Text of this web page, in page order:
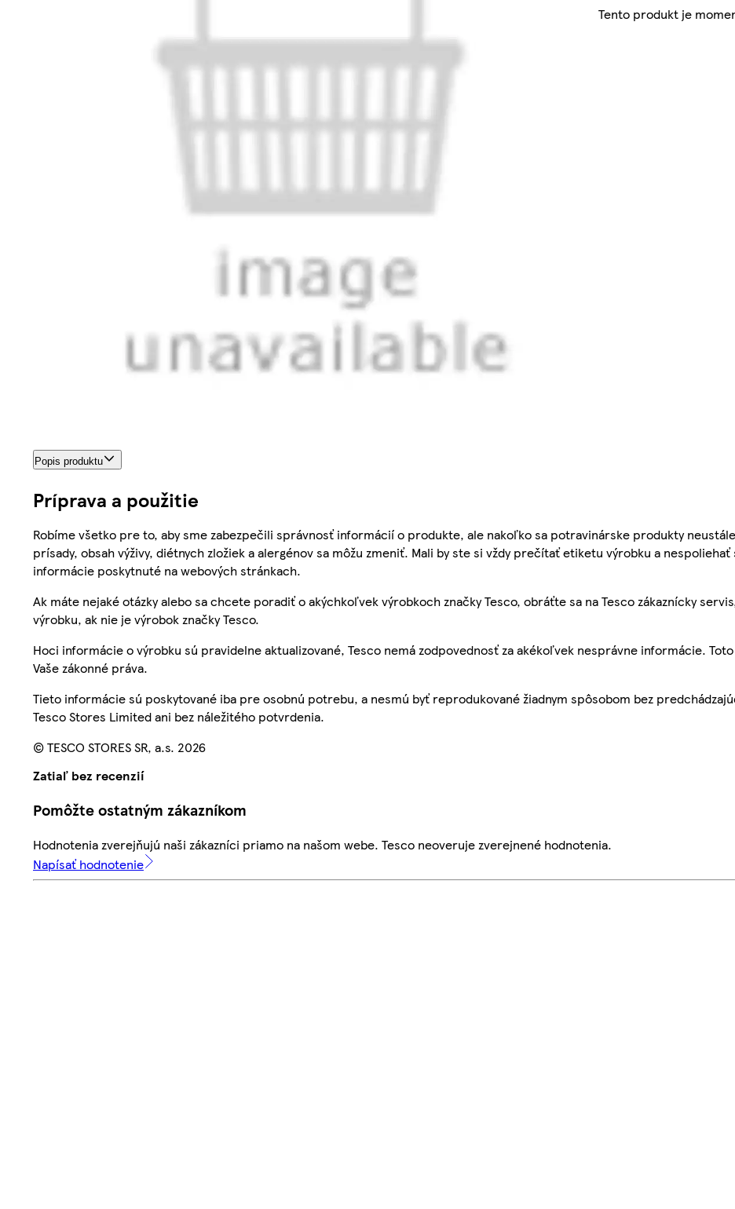
Tento produkt je
Popis produktu
Príprava a použitie
Robíme všetko pre to, aby sme zabezpečili správnosť informácií o produkte, ale nakoľko sa potravinárske produkty
prísady, obsah výživy, diétnych zložiek a alergénov sa môžu zmeniť. Mali by ste si vždy prečítať etiketu výrobku a nespoliehať
informácie poskytnuté na webových stránkach.
Ak máte nejaké otázky alebo sa chcete poradiť o akýchkoľvek výrobkoch značky Tesco, obráťte sa na Tesco zákaznícky
výrobku, ak nie je výrobok značky Tesco.
Hoci informácie o výrobku sú pravidelne aktualizované, Tesco nemá zodpovednosť za akékoľvek nesprávne informácie.
Vaše zákonné práva.
Tieto informácie sú poskytované iba pre osobnú potrebu, a nesmú byť reprodukované žiadnym spôsobom bez
Tesco Stores Limited ani bez náležitého potvrdenia.
© TESCO STORES SR, a.s. 2026
Zatiaľ bez recenzií
Pomôžte ostatným zákazníkom
Hodnotenia zverejňujú naši zákazníci priamo na našom webe. Tesco neoveruje zverejnené hodnotenia.
Napísať hodnotenie